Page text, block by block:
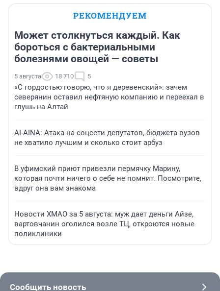
РЕКОМЕНДУЕМ
Может столкнуться каждый. Как
бороться с бактериальными
болезнями овощей — советы
5 августа 18 710 5
«С гордостью говорю, что я деревенский»: зачем
северянин оставил нефтяную компанию и переехал в
глушь на Алтай
AI-AINA: Атака на соцсети депутатов, бюджета вузов
не хватило лучшим и сколько стоит арбуз
В уфимский приют привезли пермячку Марину,
которая почти ничего о себе не помнит. Посмотрите,
вдруг она вам знакома
Новости ХМАО за 5 августа: муж дает деньги Айзе,
вартовчанин оголился возле ТЦ, откроются новые
поликлиники
Сообщить новость